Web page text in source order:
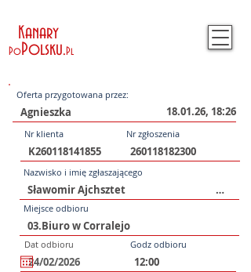
Kanary
PoPolsku.Pl
Oferta przygotowana przez:
18.01.26, 18:26
Nr klienta Nr zgłoszenia
Nazwisko i imię zgłaszającego
Miejsce odbioru
Dat odbioru Godz odbioru